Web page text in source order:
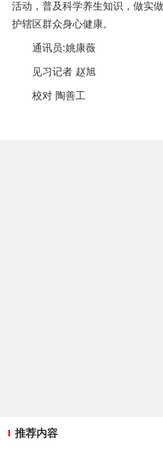
活动，普及科学养生知识，做实
护辖区群众身心健康。
通讯员:姚康薇
见习记者 赵旭
校对 陶善工
推荐内容